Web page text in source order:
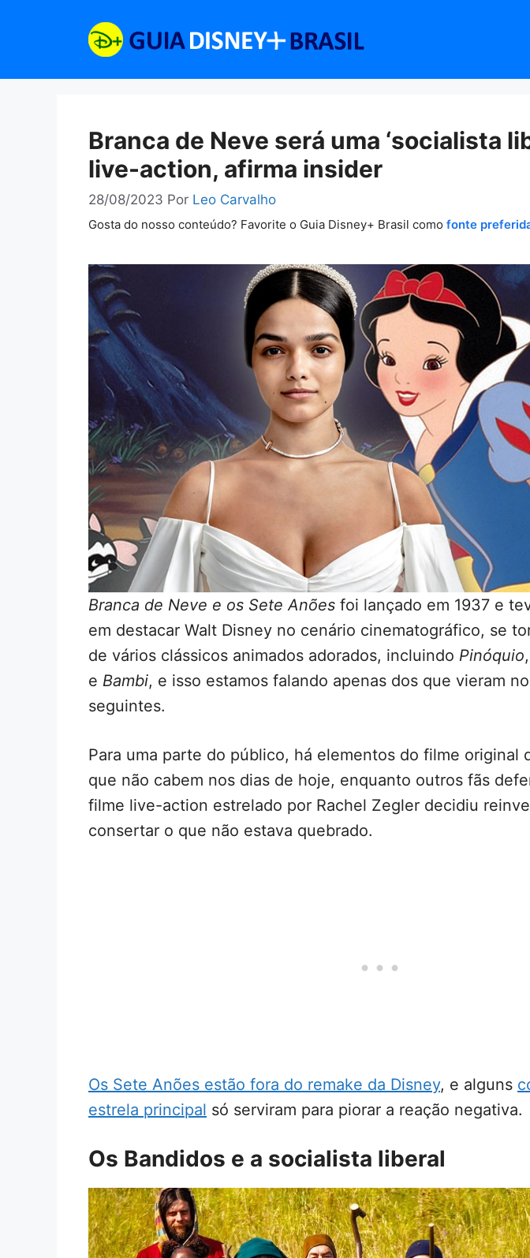
Branca de Neve será uma ‘socialista
live-action, afirma insider
28/08/2023 Por Leo Carvalho
Gosta do nosso conteúdo? Favorite o Guia Disney+ Brasil como fonte
Branca de Neve e os Sete Anões foi lançado em 1937 e
em destacar Walt Disney no cenário cinematográfico, se
de vários clássicos animados adorados, incluindo Pinóquio,
e Bambi, e isso estamos falando apenas dos que vieram
seguintes.
Para uma parte do público, há elementos do filme original
que não cabem nos dias de hoje, enquanto outros fãs
filme live-action estrelado por Rachel Zegler decidiu
consertar o que não estava quebrado.
Os Sete Anões estão fora do remake da Disney, e alguns
estrela principal só serviram para piorar a reação negativa.
Os Bandidos e a socialista liberal